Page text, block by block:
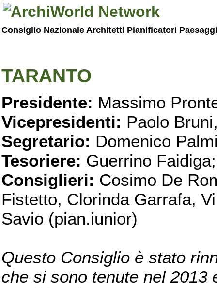
Consiglio Nazionale Architetti Pianificatori
TARANTO
Presidente: Massimo
Vicepresidenti: Paolo
Segretario: Domenico
Tesoriere: Guerrino Faidiga;
Consiglieri: Cosimo De
Fistetto, Clorinda Garrafa,
Savio (pian.iunior)
Questo Consiglio è stato
che si sono tenute nel 2013